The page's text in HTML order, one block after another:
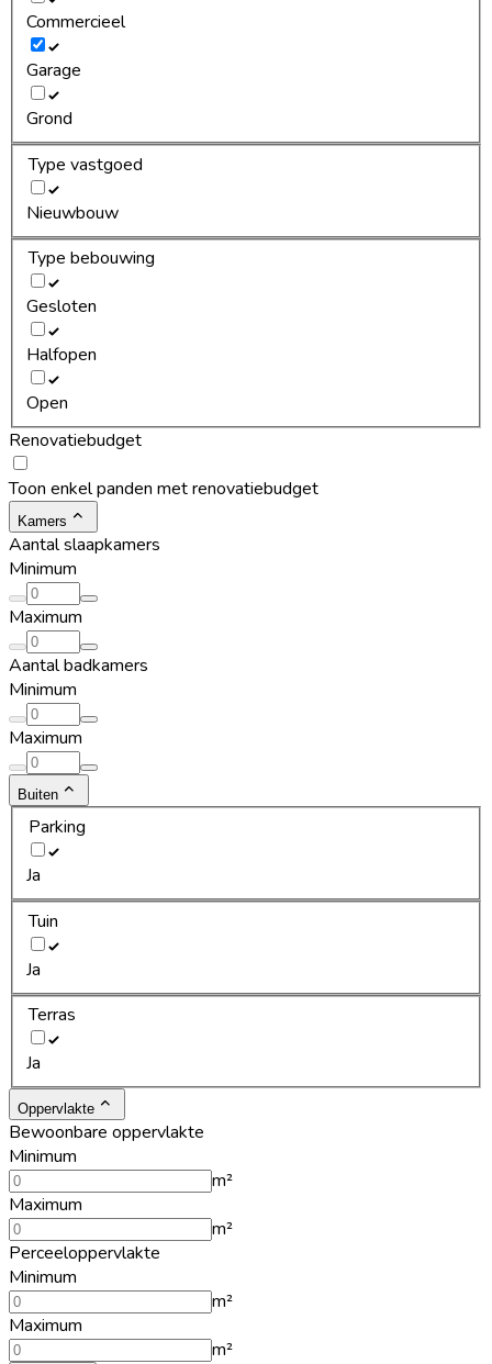
Commercieel
Garage
Grond
Type vastgoed
Nieuwbouw
Type bebouwing
Gesloten
Halfopen
Open
Renovatiebudget
Toon enkel panden met renovatiebudget
Kamers
Aantal slaapkamers
Minimum
Maximum
Aantal badkamers
Minimum
Maximum
Buiten
Parking
Ja
Tuin
Ja
Terras
Ja
Oppervlakte
Bewoonbare oppervlakte
Minimum
m²
Maximum
m²
Perceeloppervlakte
Minimum
m²
Maximum
m²